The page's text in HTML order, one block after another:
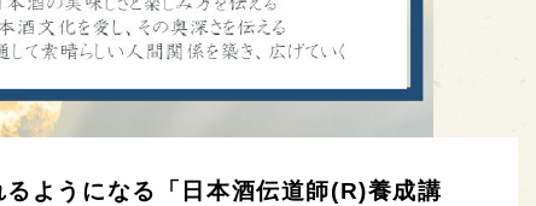
るようになる「日本酒伝道師(R)養成講